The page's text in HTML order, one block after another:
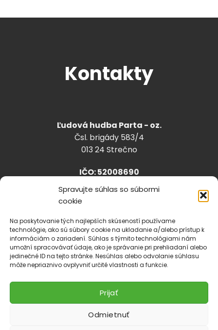
Spravujte súhlas so súbormi
cookie
Na poskytovanie tých najlepších skúseností používame
technológie, ako sú súbory cookie na ukladanie a/alebo prístup k
informáciám o zariadení. Súhlas s týmito technológiami nám
umožní spracovávať údaje, ako je správanie pri prehliadaní alebo
jedinečné ID na tejto stránke. Nesúhlas alebo odvolanie súhlasu
môže nepriaznivo ovplyvniť určité vlastnosti a funkcie.
Prijať
Odmietnuť
Kontakty
Ľudová hudba Parta - oz.
Čsl. brigády 583/4
013 24 Strečno
IČO: 52008690
+421918 530 888
Cookies